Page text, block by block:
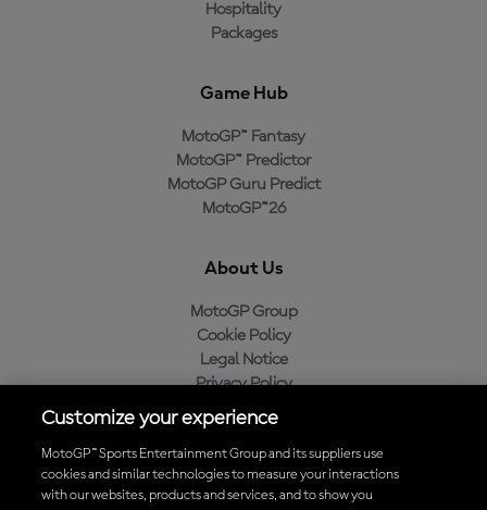
Hospitality
Packages
Game Hub
MotoGP™ Fantasy
MotoGP™ Predictor
MotoGP Guru Predict
MotoGP™26
About Us
MotoGP Group
Cookie Policy
Legal Notice
Privacy Policy
Purchase Policy
Baixe o aplicativo oficial da MotoGP™
Customize your experience
MotoGP™ Sports Entertainment Group and its suppliers use
cookies and similar technologies to measure your interactions
with our websites, products and services, and to show you